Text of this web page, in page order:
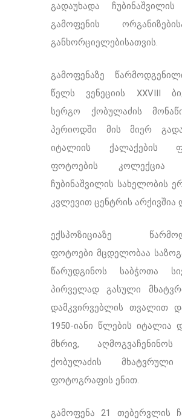
გადაუხადა
გამოფენის
განხორციელებისათვის.
გამოფენაზე
წელს ვენეციის XXVIII
სერგო ქობულაძის
პერიოდში მის მიერ
იტალიის ქალაქების
ფოტოების კოლექცია
ჩუბინაშვილის სახელობის
კვლევით ცენტრის არქივშია
ექსპოზიციაზე
ფოტოები მცდელობაა
წარუდგინოს საბჭოთა
პირველად გასული
დამკვირვებლის თვალით
1950-იანი წლების იტალია
მხრივ,
ქობულაძის
ფოტოგრაფის ენით.
გამოფენა 21 თებერვლის